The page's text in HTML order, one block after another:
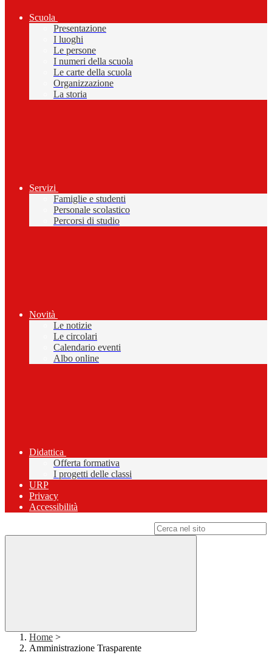
Scuola
Presentazione
I luoghi
Le persone
I numeri della scuola
Le carte della scuola
Organizzazione
La storia
Servizi
Famiglie e studenti
Personale scolastico
Percorsi di studio
Novità
Le notizie
Le circolari
Calendario eventi
Albo online
Didattica
Offerta formativa
I progetti delle classi
URP
Privacy
Accessibilità
Home >
Amministrazione Trasparente